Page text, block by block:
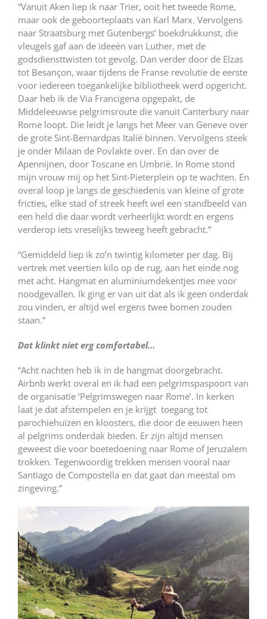
“Vanuit Aken liep ik naar Trier, ooit het tweede Rome,
maar ook de geboorteplaats van Karl Marx. Vervolgens
naar Straatsburg met Gutenbergs’ boekdrukkunst, die
vleugels gaf aan de ideeën van Luther, met de
godsdiensttwisten tot gevolg. Dan verder door de Elzas
tot Besançon, waar tijdens de Franse revolutie de eerste
voor iedereen toegankelijke bibliotheek werd opgericht.
Daar heb ik de Via Francigena opgepakt, de
Middeleeuwse pelgrimsroute die vanuit Canterbury naar
Rome loopt. Die leidt je langs het Meer van Geneve over
de grote Sint-Bernardpas Italië binnen. Vervolgens steek
je onder Milaan de Povlakte over. En dan over de
Apennijnen, door Toscane en Umbrië. In Rome stond
mijn vrouw mij op het Sint-Pieterplein op te wachten. En
overal loop je langs de geschiedenis van kleine of grote
fricties, elke stad of streek heeft wel een standbeeld van
een held die daar wordt verheerlijkt wordt en ergens
verderop iets vreselijks teweeg heeft gebracht.”
“Gemiddeld liep ik zo’n twintig kilometer per dag. Bij
vertrek met veertien kilo op de rug, aan het einde nog
met acht. Hangmat en aluminiumdekentjes mee voor
noodgevallen. Ik ging er van uit dat als ik geen onderdak
zou vinden, er altijd wel ergens twee bomen zouden
staan.”
Dat klinkt niet erg comfortabel…
“Acht nachten heb ik in de hangmat doorgebracht.
Airbnb werkt overal en ik had een pelgrimspaspoort van
de organisatie ‘Pelgrimswegen naar Rome’. In kerken
laat je dat afstempelen en je krijgt toegang tot
parochiehuizen en kloosters, die door de eeuwen heen
al pelgrims onderdak bieden. Er zijn altijd mensen
geweest die voor boetedoening naar Rome of Jeruzalem
trokken. Tegenwoordig trekken mensen vooral naar
Santiago de Compostella en dat gaat dan meestal om
zingeving.”